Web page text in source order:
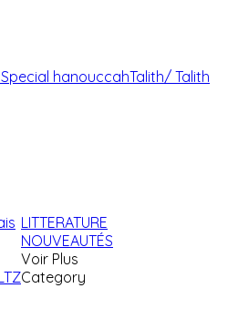
Special hanouccahTalith/ Talith
LITTERATURE
NOUVEAUTÉS
Voir Plus
Category